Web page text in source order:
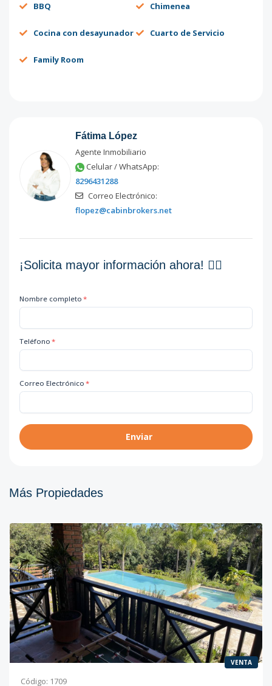
BBQ Chimenea
Cocina con desayunador Cuarto de Servicio
Family Room
Fátima López
Agente Inmobiliario
Celular / WhatsApp:
8296431288
Correo Electrónico:
flopez@cabinbrokers.net
¡Solicita mayor información ahora! 👇🏽
Nombre completo *
Teléfono *
Correo Electrónico *
Enviar
Más Propiedades
VENTA
Código: 1709